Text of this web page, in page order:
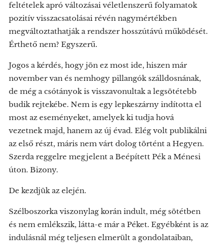
feltételek apró változásai véletlenszerű folyamatok
pozitív visszacsatolásai révén nagymértékben
megváltoztathatják a rendszer hosszútávú működését.
Érthető nem? Egyszerű.
Jogos a kérdés, hogy jön ez most ide, hiszen már
november van és nemhogy pillangók szálldosnának,
de még a csótányok is visszavonultak a legsötétebb
budik rejtekébe. Nem is egy lepkeszárny indította el
most az eseményeket, amelyek ki tudja hová
vezetnek majd, hanem az új évad. Elég volt publikálni
az első részt, máris nem várt dolog történt a Hegyen.
Szerda reggelre megjelent a Beépített Pék a Ménesi
úton. Bizony.
De kezdjük az elején.
Szélboszorka viszonylag korán indult, még sötétben
és nem emlékszik, látta-e már a Péket. Egyébként is az
indulásnál még teljesen elmerült a gondolataiban,